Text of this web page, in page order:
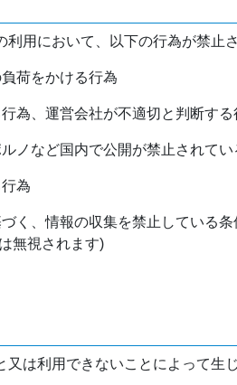
用において、以下の行為が禁止
荷をかける行為
為、運営会社が不適切と判断する
ノなど国内で公開が禁止されてい
為
く、情報の収集を禁止している
無視されます)
又は利用できないことによって生